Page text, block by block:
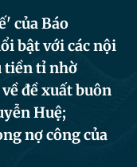
của Báo
bật với các nội
tiền tỉ nhờ
đề xuất buôn
Huệ;
nợ công của